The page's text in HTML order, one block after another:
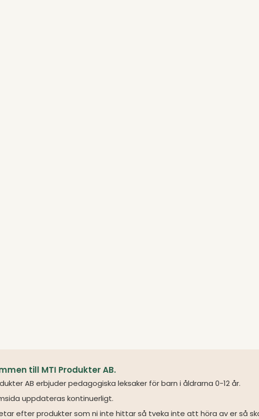
till MTI Produkter AB.
AB erbjuder pedagogiska leksaker för barn i åldrarna 0-12 år.
uppdateras kontinuerligt.
efter produkter som ni inte hittar så tveka inte att höra av er så